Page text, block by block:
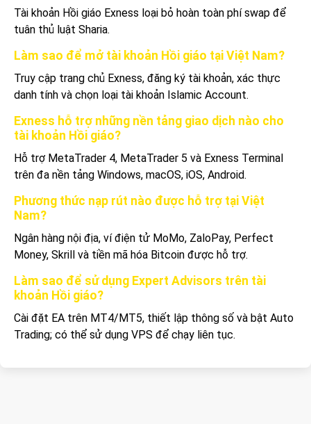
Tài khoản Hồi giáo Exness loại bỏ hoàn toàn phí swap để
tuân thủ luật Sharia.
Làm sao để mở tài khoản Hồi giáo tại Việt Nam?
Truy cập trang chủ Exness, đăng ký tài khoản, xác thực
danh tính và chọn loại tài khoản Islamic Account.
Exness hỗ trợ những nền tảng giao dịch nào cho
tài khoản Hồi giáo?
Hỗ trợ MetaTrader 4, MetaTrader 5 và Exness Terminal
trên đa nền tảng Windows, macOS, iOS, Android.
Phương thức nạp rút nào được hỗ trợ tại Việt
Nam?
Ngân hàng nội địa, ví điện tử MoMo, ZaloPay, Perfect
Money, Skrill và tiền mã hóa Bitcoin được hỗ trợ.
Làm sao để sử dụng Expert Advisors trên tài
khoản Hồi giáo?
Cài đặt EA trên MT4/MT5, thiết lập thông số và bật Auto
Trading; có thể sử dụng VPS để chạy liên tục.